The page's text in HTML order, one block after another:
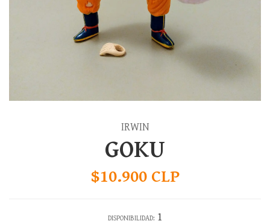
IRWIN
GOKU
$10.900 CLP
DISPONIBILIDAD: 1